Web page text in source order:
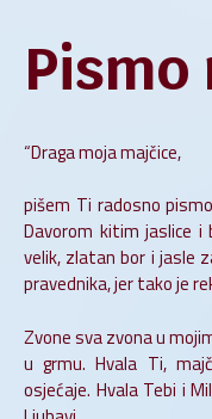
“Draga moja majčice,
pišem Ti radosno
Davorom kitim jaslice i
velik, zlatan bor i jasle
pravednika, jer tako je
Zvone sva zvona u
u grmu. Hvala Ti,
osjećaje. Hvala Tebi i